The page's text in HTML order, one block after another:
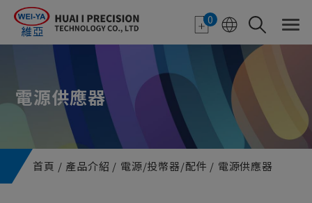
0
電源供應器
首頁 產品介紹 電源/投幣器/配件 電源供應器
Cookie管理面板